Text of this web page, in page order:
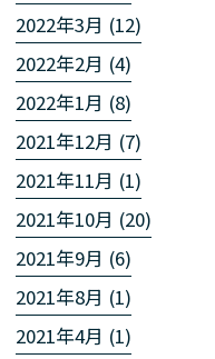
2022年3月 (12)
2022年2月 (4)
2022年1月 (8)
2021年12月 (7)
2021年11月 (1)
2021年10月 (20)
2021年9月 (6)
2021年8月 (1)
2021年4月 (1)